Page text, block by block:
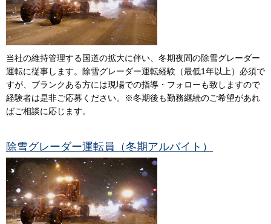
当社の維持管理する国道の拡大に伴い、冬期夜間の除雪グレーダー
運転に従事します。除雪グレーダー運転経験（最低1年以上）必須で
すが、ブランクある方には現場での指導・フォローも致しますので
経験者は是非ご応募ください。※冬期後も勤務継続のご希望があれ
ばご相談に応じます。
除雪グレーダー運転員（冬期アルバイト）